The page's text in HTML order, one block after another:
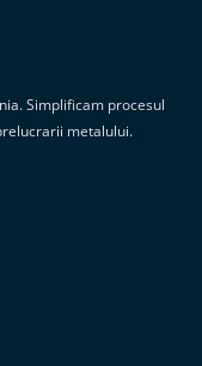
Simplificam procesul
metalului.